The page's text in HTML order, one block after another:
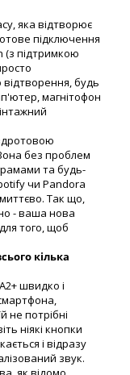
яка відтворює
підключення
(з підтримкою
будь
магнітофон
без проблем
та будь-
чи Pandora
Так що,
- ваша нова
того, щоб
кілька
швидко і
не потрібні
ніякі кнопки
і відразу
звук.